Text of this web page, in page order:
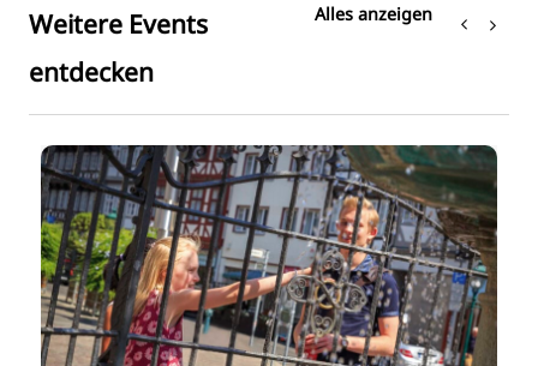
Weitere Events
entdecken
Alles anzeigen